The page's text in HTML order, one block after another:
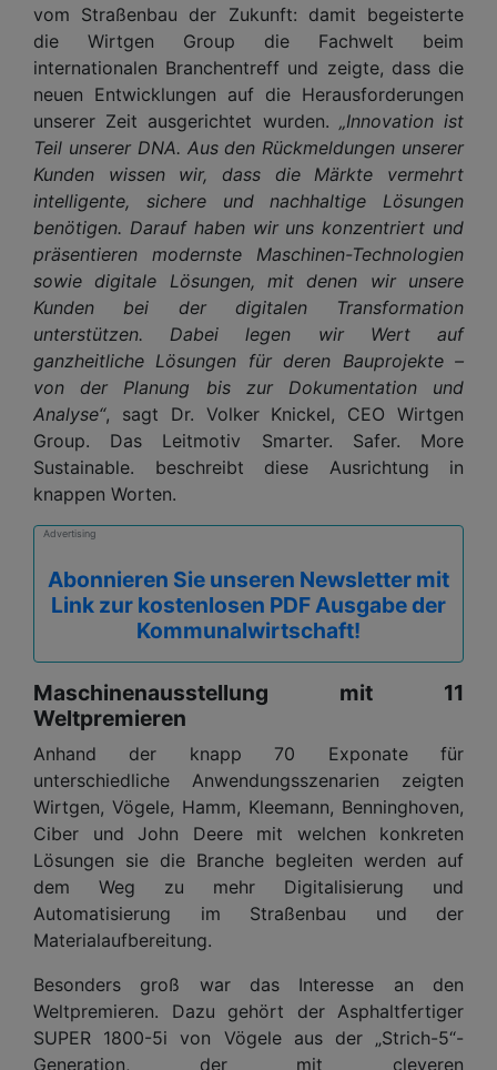
vom Straßenbau der Zukunft: damit begeisterte
die Wirtgen Group die Fachwelt beim
internationalen Branchentreff und zeigte, dass die
neuen Entwicklungen auf die Herausforderungen
unserer Zeit ausgerichtet wurden. „Innovation ist
Teil unserer DNA. Aus den Rückmeldungen unserer
Kunden wissen wir, dass die Märkte vermehrt
intelligente, sichere und nachhaltige Lösungen
benötigen. Darauf haben wir uns konzentriert und
präsentieren modernste Maschinen-Technologien
sowie digitale Lösungen, mit denen wir unsere
Kunden bei der digitalen Transformation
unterstützen. Dabei legen wir Wert auf
ganzheitliche Lösungen für deren Bauprojekte –
von der Planung bis zur Dokumentation und
Analyse“, sagt Dr. Volker Knickel, CEO Wirtgen
Group. Das Leitmotiv Smarter. Safer. More
Sustainable. beschreibt diese Ausrichtung in
knappen Worten.
Advertising
Abonnieren Sie unseren Newsletter mit
Link zur kostenlosen PDF Ausgabe der
Kommunalwirtschaft!
Maschinenausstellung mit 11
Weltpremieren
Anhand der knapp 70 Exponate für
unterschiedliche Anwendungsszenarien zeigten
Wirtgen, Vögele, Hamm, Kleemann, Benninghoven,
Ciber und John Deere mit welchen konkreten
Lösungen sie die Branche begleiten werden auf
dem Weg zu mehr Digitalisierung und
Automatisierung im Straßenbau und der
Materialaufbereitung.
Besonders groß war das Interesse an den
Weltpremieren. Dazu gehört der Asphaltfertiger
SUPER 1800-5i von Vögele aus der „Strich-5“-
Generation, der mit cleveren